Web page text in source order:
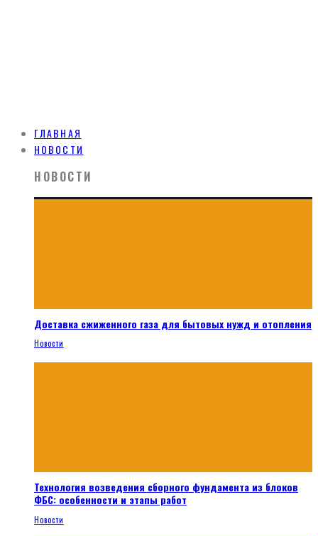
ГЛАВНАЯ
НОВОСТИ
НОВОСТИ
Доставка сжиженного газа для бытовых нужд и отопления
Новости
Технология возведения сборного фундамента из блоков
ФБС: особенности и этапы работ
Новости